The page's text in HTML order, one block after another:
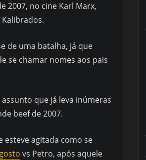
2007, no cine Karl Marx,
de uma batalha, já que
se chamar nomes aos pais
que já leva inúmeras
beef de 2007.
esteve agitada como se
vs Petro, após aquele